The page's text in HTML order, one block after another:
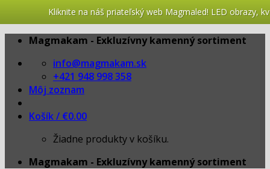
Skip
content
Magmakam - Exkluzívny kamenný sortiment
info@magmakam.sk
+421 948 998 358
Môj zoznam
Košík / €0.00
Žiadne produkty v košíku.
Magmakam - Exkluzívny kamenný sortiment
Kliknite na náš priateľský web Magmaled! LED obrazy,